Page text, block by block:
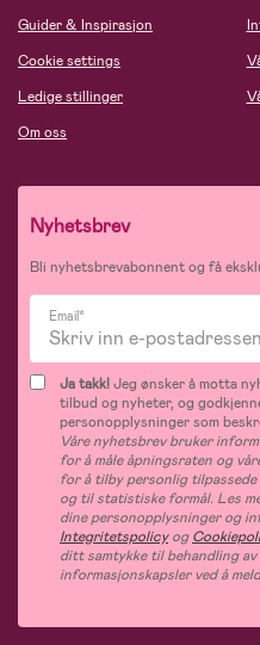
Guider & Inspirasjon
Cookie settings
Ledige stillinger
Om oss
Nyhetsbrev
Bli nyhetsbrevabonnent og få
Email*
Ja takk!Jeg ønsker å motta
tilbud og nyheter, og
personopplysninger som
Våre nyhetsbrev bruker
for å måle åpningsraten og
for å tilby personlig
og til statistiske formål. Les
dine personopplysninger og
Integritetspolicyog
ditt samtykke til behandling
informasjonskapsler ved å